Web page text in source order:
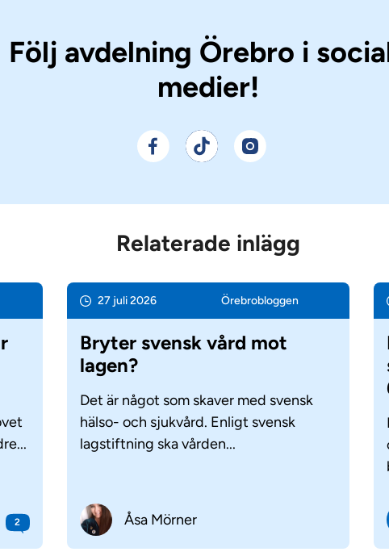
Följ avdelning Örebro i
medier!
Relaterade inlägg
2
27 juli 2026 Örebro­bloggen
Bryter svensk vård mot
lagen?
Det är något som skaver med svensk
hälso- och sjukvård. Enligt svensk
lagstiftning ska vården...
Åsa Mörner